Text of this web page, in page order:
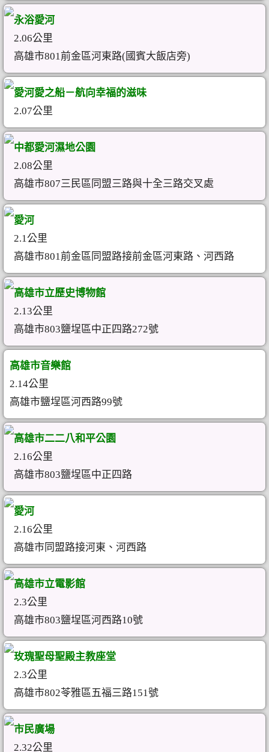
永浴愛河
2.06公里
高雄市801前金區河東路(國賓大飯店旁)
愛河愛之船－航向幸福的滋味
2.07公里
中都愛河濕地公園
2.08公里
高雄市807三民區同盟三路與十全三路交叉處
愛河
2.1公里
高雄市801前金區同盟路接前金區河東路、河西路
高雄市立歷史博物館
2.13公里
高雄市803鹽埕區中正四路272號
高雄市音樂館
2.14公里
高雄市鹽埕區河西路99號
高雄市二二八和平公園
2.16公里
高雄市803鹽埕區中正四路
愛河
2.16公里
高雄市同盟路接河東、河西路
高雄市立電影館
2.3公里
高雄市803鹽埕區河西路10號
玫瑰聖母聖殿主教座堂
2.3公里
高雄市802苓雅區五福三路151號
市民廣場
2.32公里